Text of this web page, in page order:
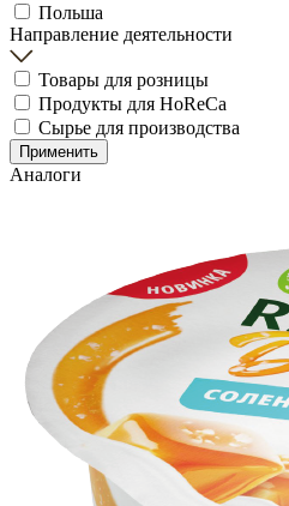
Польша
Направление деятельности
Товары для розницы
Продукты для HoReCa
Сырье для производства
Применить
Аналоги